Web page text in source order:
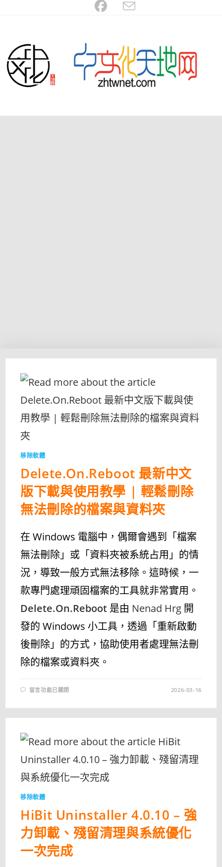
移除軟體
Delete.On.Reboot 最新中文
版下載與使用教學 | 輕鬆刪除
無法刪除的檔案與資料夾
在 Windows 電腦中，偶爾會遇到「檔案
無法刪除」或「資料夾被系統占用」的情
況，導致一般方式無法移除。這時候，一
款專門處理頑固檔案的工具就非常實用。
Delete.On.Reboot 是由 Nenad Hrg 開
發的 Windows 小工具，透過「重新啟動
後刪除」的方式，協助使用者處理無法刪
除的檔案或資料夾。
在
〈DELETE.ON.REBOOT
新
載
與
使
用
學
|
鬆
刪
無
法
刪
除
的
檔
案
留言功能已關閉 2026-03-16
移除軟體
HiBit Uninstaller 4.0.10 – 強
力卸載、殘留清理與系統優化
一次完成